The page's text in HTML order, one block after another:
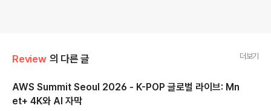
Review 의 다른 글 더보기
AWS Summit Seoul 2026 - K-POP 글로벌 라이브: Mn
et+ 4K와 AI 자막